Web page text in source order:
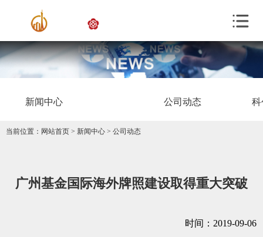
新闻中心 公司动态 科
当前位置： 网站首页 > 新闻中心 > 公司动态
广州基金国际海外牌照建设取得重大突破
时间：2019-09-06